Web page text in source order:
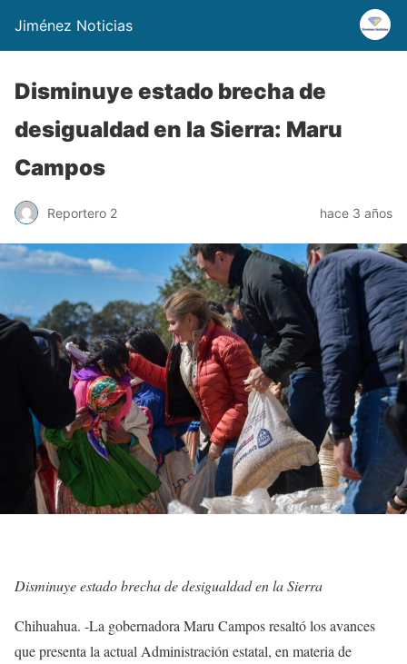
Jiménez Noticias
Disminuye estado brecha de
desigualdad en la Sierra: Maru
Campos
Reportero 2 hace 3 años
Disminuye estado brecha de desigualdad en la Sierra
Chihuahua. -La gobernadora Maru Campos resaltó los avances
que presenta la actual Administración estatal, en materia de